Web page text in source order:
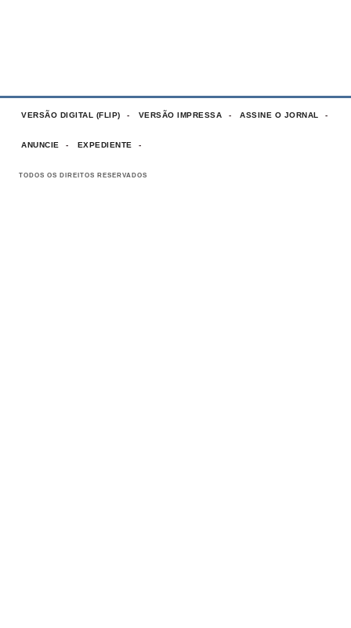
VERSÃO DIGITAL (FLIP) VERSÃO IMPRESSA ASSINE O JORNAL
ANUNCIE EXPEDIENTE
TODOS OS DIREITOS RESERVADOS